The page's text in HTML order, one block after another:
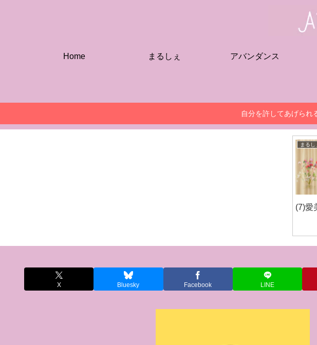
Home まるしぇ アバンダンス
自分を許してあげられ
まるし
(7)愛
X Bluesky Facebook LINE